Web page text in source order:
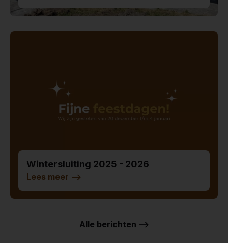
Wintersluiting 2025 - 2026
Lees meer -->
Alle berichten -->